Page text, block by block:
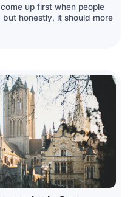
up first when people
but honestly, it should more